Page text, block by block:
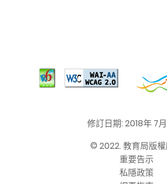
修訂日期: 2018年 7
© 2022. 教育局版
重要告示
私隱政策